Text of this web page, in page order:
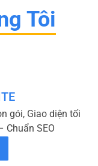
Tôi
gói, Giao diện tối
Chuẩn SEO